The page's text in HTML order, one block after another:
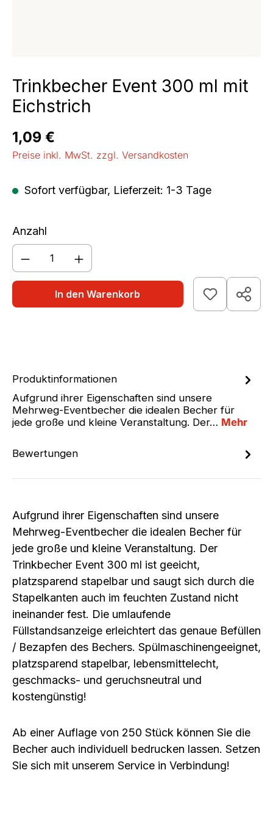
Trinkbecher Event 300 ml mit
Eichstrich
Regulärer Preis:
1,09 €
Preise inkl. MwSt. zzgl. Versandkosten
Sofort verfügbar, Lieferzeit: 1-3 Tage
Anzahl
Produkt Anzahl: Gib den
In den Warenkorb
Produktinformationen
Aufgrund ihrer Eigenschaften sind unsere
Mehrweg-Eventbecher die idealen Becher für
jede große und kleine Veranstaltung. Der… Mehr
Bewertungen
Aufgrund ihrer Eigenschaften sind unsere
Mehrweg-Eventbecher die idealen Becher für
jede große und kleine Veranstaltung. Der
Trinkbecher Event 300 ml ist geeicht,
platzsparend stapelbar und saugt sich durch die
Stapelkanten auch im feuchten Zustand nicht
ineinander fest. Die umlaufende
Füllstandsanzeige erleichtert das genaue Befüllen
/ Bezapfen des Bechers. Spülmaschinengeeignet,
platzsparend stapelbar, lebensmittelecht,
geschmacks- und geruchsneutral und
kostengünstig!
Ab einer Auflage von 250 Stück können Sie die
Becher auch individuell bedrucken lassen. Setzen
Sie sich mit unserem Service in Verbindung!